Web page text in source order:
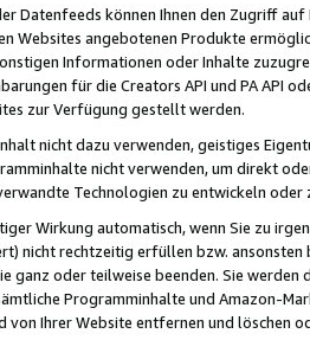
Datenfeeds können Ihnen den Zugriff
Websites angebotenen Produkte
Informationen oder Inhalte
für die Creators API und PA API
zur Verfügung gestellt werden.
nicht dazu verwenden, geistiges
nicht verwenden, um direkt
Technologien zu entwickeln
Wirkung automatisch, wenn Sie zu
nicht rechtzeitig erfüllen bzw. ansonsten
ganz oder teilweise beenden. Sie werden
Programminhalte und Amazon-
von Ihrer Website entfernen und löschen